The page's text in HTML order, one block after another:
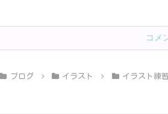
コメ
ブログ イラスト イラスト練習